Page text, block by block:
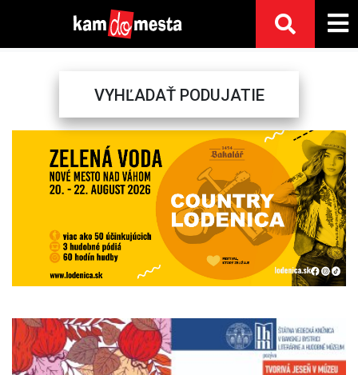
VYHĽADAŤ PODUJATIE
Next